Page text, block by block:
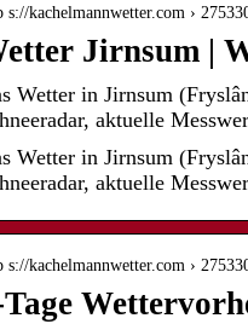
s://kachelmannwetter.com ›
Jirnsum |
Wetter in Jirnsum
aktuelle
Wetter in Jirnsum
aktuelle
s://kachelmannwetter.com ›
Tage